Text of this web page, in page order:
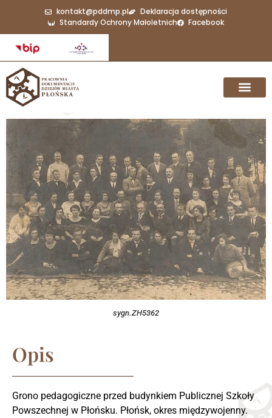
kontakt@pddmp.pl
Deklaracja dostępności
Standardy Ochrony Małoletnich
Facebook
sygn.ZH5362
Opis
Grono pedagogiczne przed budynkiem Publicznej Szkoły
Powszechnej w Płońsku. Płońsk, okres międzywojenny.